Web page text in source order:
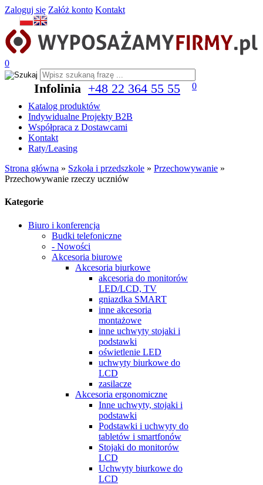
Zaloguj się Załóż konto Kontakt
0
Infolinia +48 22 364 55 55
0
Katalog produktów
Indywidualne Projekty B2B
Współpraca z Dostawcami
Kontakt
Raty/Leasing
Strona główna » Szkoła i przedszkole » Przechowywanie »
Przechowywanie rzeczy uczniów
Kategorie
Biuro i konferencja
Budki telefoniczne
- Nowości
Akcesoria biurowe
Akcesoria biurkowe
akcesoria do monitorów
LED/LCD, TV
gniazdka SMART
inne akcesoria
montażowe
inne uchwyty stojaki i
podstawki
oświetlenie LED
uchwyty biurkowe do
LCD
zasilacze
Akcesoria ergonomiczne
Inne uchwyty, stojaki i
podstawki
Podstawki i uchwyty do
tabletów i smartfonów
Stojaki do monitorów
LCD
Uchwyty biurkowe do
LCD